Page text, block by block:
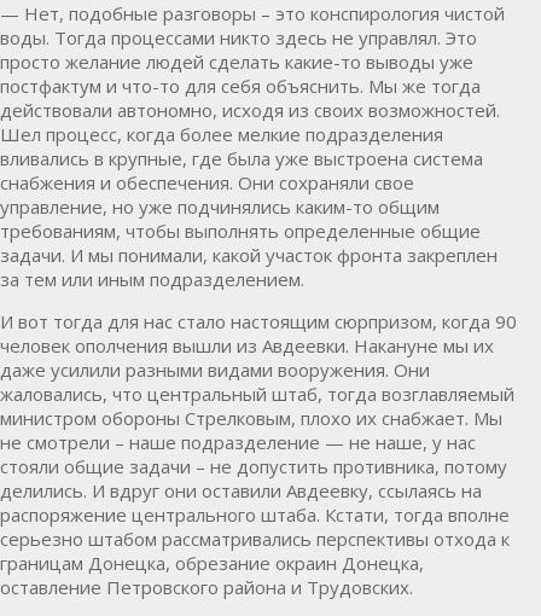
— Нет, подобные разговоры – это конспирология чистой
воды. Тогда процессами никто здесь не управлял. Это
просто желание людей сделать какие-то выводы уже
постфактум и что-то для себя объяснить. Мы же тогда
действовали автономно, исходя из своих возможностей.
Шел процесс, когда более мелкие подразделения
вливались в крупные, где была уже выстроена система
снабжения и обеспечения. Они сохраняли свое
управление, но уже подчинялись каким-то общим
требованиям, чтобы выполнять определенные общие
задачи. И мы понимали, какой участок фронта закреплен
за тем или иным подразделением.
И вот тогда для нас стало настоящим сюрпризом, когда 90
человек ополчения вышли из Авдеевки. Накануне мы их
даже усилили разными видами вооружения. Они
жаловались, что центральный штаб, тогда возглавляемый
министром обороны Стрелковым, плохо их снабжает. Мы
не смотрели – наше подразделение — не наше, у нас
стояли общие задачи – не допустить противника, потому
делились. И вдруг они оставили Авдеевку, ссылаясь на
распоряжение центрального штаба. Кстати, тогда вполне
серьезно штабом рассматривались перспективы отхода к
границам Донецка, обрезание окраин Донецка,
оставление Петровского района и Трудовских.